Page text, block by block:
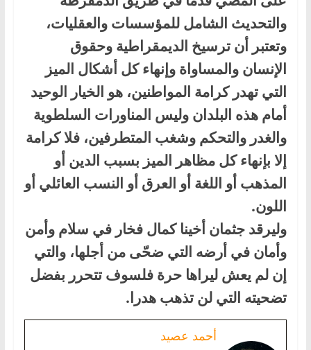
والتحديث الشامل للمؤسسات والعقليات،
وتعتبر أن ترسيخ الديمقراطية وحقوق
الإنسان والمساواة وإنهاء كل أشكال الميز
التي تهدر كرامة المواطنين، هو الخيار الوحيد
أمام هذه البلدان وليس المناورات السلطوية
والغدر والتحكم وشغب المتطرفين، فلا كرامة
إلا بإنهاء كل مظاهر الميز بسبب الدين أو
المذهب أو اللغة أو العرق أو النسب العائلي أو
اللون.
وليرقد جثمان أخينا كمال فخار في سلام وأمن
وأمان في أرضه التي ضحّى من أجلها، والتي
إن لم يعش ليراها حرة فلسوف تتحرر بفضل
تضحيته التي لن تذهب هدرا.
أحمد عصيد